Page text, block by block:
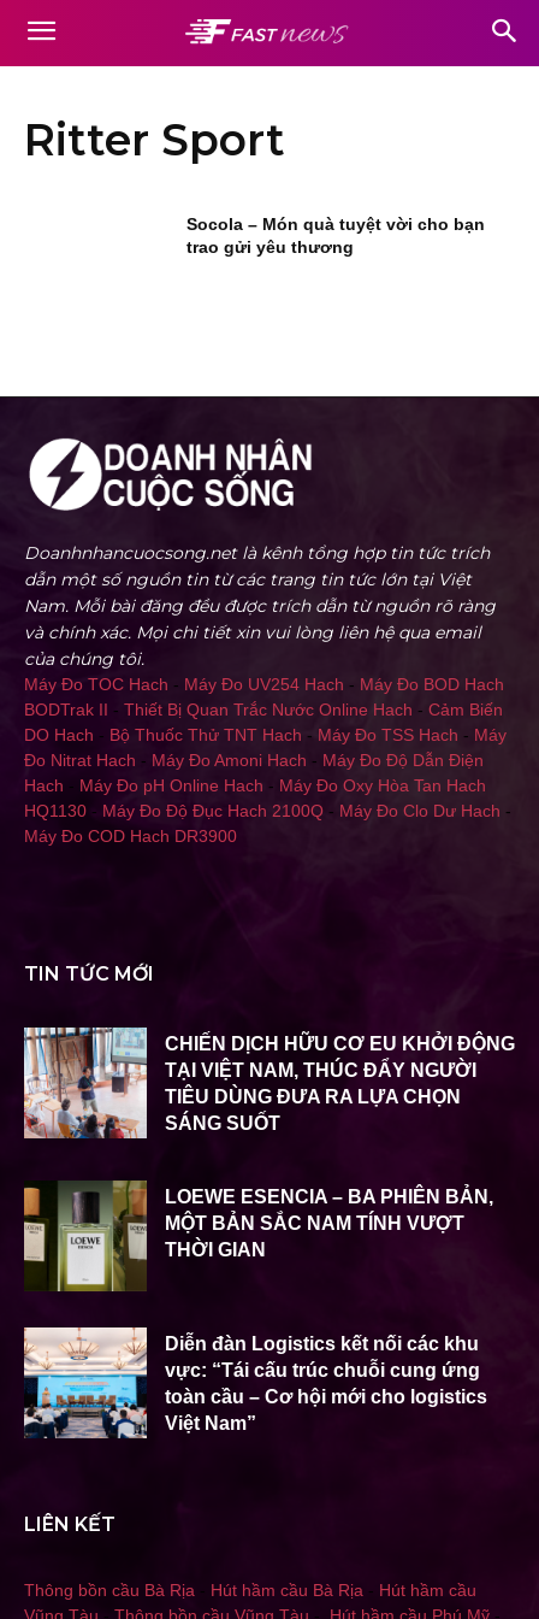
Ritter Sport
Socola – Món quà tuyệt vời cho bạn
trao gửi yêu thương
Doanhnhancuocsong.net là kênh tổng hợp tin tức trích
dẫn một số nguồn tin từ các trang tin tức lớn tại Việt
Nam. Mỗi bài đăng đều được trích dẫn từ nguồn rõ ràng
và chính xác. Mọi chi tiết xin vui lòng liên hệ qua email
của chúng tôi.
Máy Đo TOC Hach - Máy Đo UV254 Hach - Máy Đo BOD Hach
BODTrak II - Thiết Bị Quan Trắc Nước Online Hach - Cảm Biến
DO Hach - Bộ Thuốc Thử TNT Hach - Máy Đo TSS Hach - Máy
Đo Nitrat Hach - Máy Đo Amoni Hach - Máy Đo Độ Dẫn Điện
Hach - Máy Đo pH Online Hach - Máy Đo Oxy Hòa Tan Hach
HQ1130 - Máy Đo Độ Đục Hach 2100Q - Máy Đo Clo Dư Hach -
Máy Đo COD Hach DR3900
TIN TỨC MỚI
CHIẾN DỊCH HỮU CƠ EU KHỞI ĐỘNG
TẠI VIỆT NAM, THÚC ĐẨY NGƯỜI
TIÊU DÙNG ĐƯA RA LỰA CHỌN
SÁNG SUỐT
LOEWE ESENCIA – BA PHIÊN BẢN,
MỘT BẢN SẮC NAM TÍNH VƯỢT
THỜI GIAN
Diễn đàn Logistics kết nối các khu
vực: “Tái cấu trúc chuỗi cung ứng
toàn cầu – Cơ hội mới cho logistics
Việt Nam”
LIÊN KẾT
Thông bồn cầu Bà Rịa Hút hầm cầu Bà Rịa - Hút hầm cầu